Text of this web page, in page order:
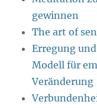
gewinnen
The art of
Erregung
Modell für
Veränderung